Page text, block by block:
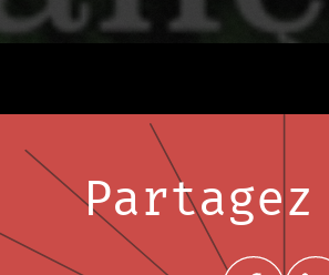
Share on